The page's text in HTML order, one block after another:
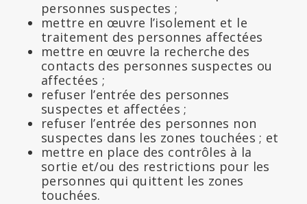
personnes suspectes ;
mettre en œuvre l’isolement et le
traitement des personnes affectées
mettre en œuvre la recherche des
contacts des personnes suspectes ou
affectées ;
refuser l’entrée des personnes
suspectes et affectées ;
refuser l’entrée des personnes non
suspectes dans les zones touchées ; et
mettre en place des contrôles à la
sortie et/ou des restrictions pour les
personnes qui quittent les zones
touchées.